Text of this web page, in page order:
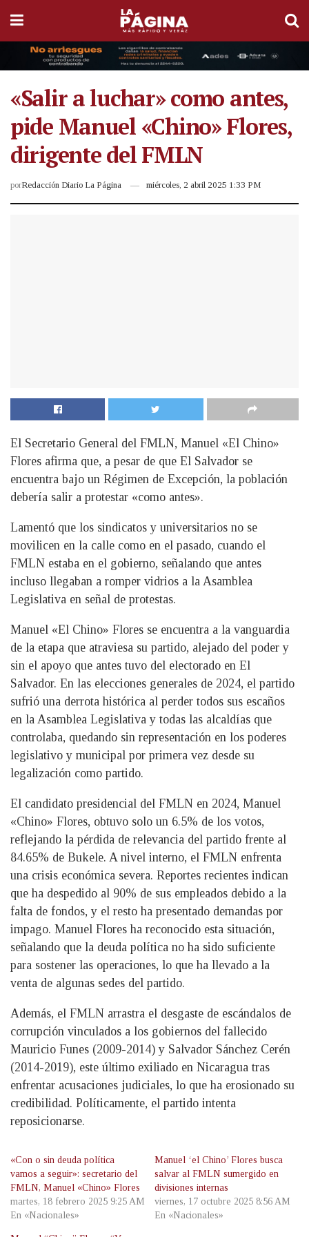
«Salir a luchar» como antes,
pide Manuel «Chino» Flores,
dirigente del FMLN
porRedacción Diario La Página miércoles, 2 abril 2025 1:33 PM
El Secretario General del FMLN, Manuel «El Chino»
Flores afirma que, a pesar de que El Salvador se
encuentra bajo un Régimen de Excepción, la población
debería salir a protestar «como antes».
Lamentó que los sindicatos y universitarios no se
movilicen en la calle como en el pasado, cuando el
FMLN estaba en el gobierno, señalando que antes
incluso llegaban a romper vidrios a la Asamblea
Legislativa en señal de protestas.
Manuel «El Chino» Flores se encuentra a la vanguardia
de la etapa que atraviesa su partido, alejado del poder y
sin el apoyo que antes tuvo del electorado en El
Salvador. En las elecciones generales de 2024, el partido
sufrió una derrota histórica al perder todos sus escaños
en la Asamblea Legislativa y todas las alcaldías que
controlaba, quedando sin representación en los poderes
legislativo y municipal por primera vez desde su
legalización como partido.
El candidato presidencial del FMLN en 2024, Manuel
«Chino» Flores, obtuvo solo un 6.5% de los votos,
reflejando la pérdida de relevancia del partido frente al
84.65% de Bukele. A nivel interno, el FMLN enfrenta
una crisis económica severa. Reportes recientes indican
que ha despedido al 90% de sus empleados debido a la
falta de fondos, y el resto ha presentado demandas por
impago. Manuel Flores ha reconocido esta situación,
señalando que la deuda política no ha sido suficiente
para sostener las operaciones, lo que ha llevado a la
venta de algunas sedes del partido.
Además, el FMLN arrastra el desgaste de escándalos de
corrupción vinculados a los gobiernos del fallecido
Mauricio Funes (2009-2014) y Salvador Sánchez Cerén
(2014-2019), este último exiliado en Nicaragua tras
enfrentar acusaciones judiciales, lo que ha erosionado su
credibilidad. Políticamente, el partido intenta
reposicionarse.
«Con o sin deuda política
vamos a seguir»: secretario del
FMLN, Manuel «Chino» Flores
martes, 18 febrero 2025 9:25 AM
En «Nacionales»
Manuel ‘el Chino’ Flores busca
salvar al FMLN sumergido en
divisiones internas
viernes, 17 octubre 2025 8:56 AM
En «Nacionales»